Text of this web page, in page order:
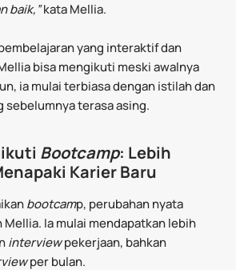
baik,”kata Mellia.
yang interaktif dan
bisa mengikuti meski awalnya
ia mulai terbiasa dengan istilah dan
terasa asing.
Bootcamp: Lebih
Karier Baru
bootcamp, perubahan nyata
Ia mulai mendapatkan lebih
interviewpekerjaan, bahkan
per bulan.